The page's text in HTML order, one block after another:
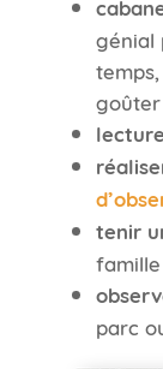
génial
goûter
tenir
famille
parc